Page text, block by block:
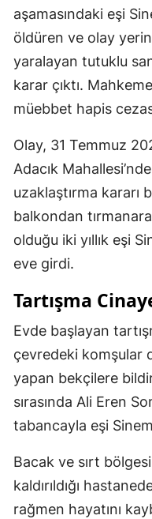
aşamasındaki eşi
öldüren ve olay
yaralayan tutuklu
karar çıktı. Mahkeme
müebbet hapis
Olay, 31 Temmuz
Adacık
uzaklaştırma kararı
balkondan
olduğu iki yıllık eşi
eve girdi.
Tartışma
Evde başlayan
çevredeki komşular
yapan bekçilere
sırasında Ali Eren
tabancayla eşi
Bacak ve sırt
kaldırıldığı
rağmen hayatını